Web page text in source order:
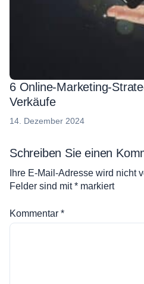
6 Online-Marketing-
Verkäufe
14. Dezember 202419.
Schreiben Sie einen
Ihre E-Mail-Adresse wird nicht
Felder sind mit* markiert
Kommentar *